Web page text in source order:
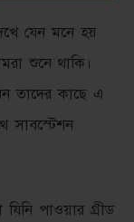
যেন মনে হয়
শুনে থাকি।
তাদের কাছে এ
পাওয়ার গ্রীড